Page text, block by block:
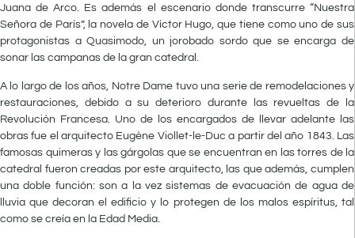
Juana de Arco. Es además el escenario donde transcurre “Nuestra
Señora de París”, la novela de Víctor Hugo, que tiene como uno de sus
protagonistas a Quasimodo, un jorobado sordo que se encarga de
sonar las campanas de la gran catedral.
A lo largo de los años, Notre Dame tuvo una serie de remodelaciones y
restauraciones, debido a su deterioro durante las revueltas de la
Revolución Francesa. Uno de los encargados de llevar adelante las
obras fue el arquitecto Eugène Viollet-le-Duc a partir del año 1843. Las
famosas quimeras y las gárgolas que se encuentran en las torres de la
catedral fueron creadas por este arquitecto, las que además, cumplen
una doble función: son a la vez sistemas de evacuación de agua de
lluvia que decoran el edificio y lo protegen de los malos espíritus, tal
como se creía en la Edad Media.